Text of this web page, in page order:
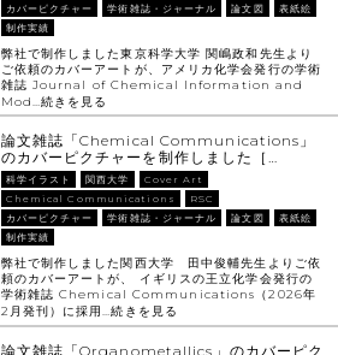
カバーピクチャー 学術雑誌・ジャーナル 論文図
表紙絵
制作実績
弊社で制作しました東京科学大学 関嶋政和先生より
ご依頼のカバーアートが、アメリカ化学会発行の学術
雑誌 Journal of Chemical Information and
Mod…続きを見る
論文雑誌「Chemical Communications」
のカバーピクチャーを制作しました［…
科学イラスト 関西大学
Cover Art
Chemical Communications
RSC
カバーピクチャー
学術雑誌・ジャーナル 論文図
表紙絵
制作実績
弊社で制作しました関西大学 田中俊輔先生よりご依
頼のカバーアートが、 イギリスの王立化学会発行の
学術雑誌 Chemical Communications（2026年
2月発刊）に採用…続きを見る
論文雑誌「Organometallics」のカバーピク